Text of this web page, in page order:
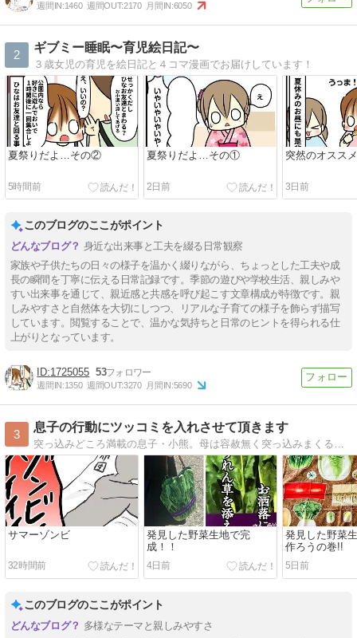
週間IN:1460 週間OUT:2170 月間IN:6050
2
ギブミー睡眠〜育児絵日記〜
３歳女児の育児を絵日記と４コマ漫画でお届けしています！
夏祭りだよ…その②
5時間前
夏祭りだよ…その①
2日前
突然のオスス
3日前
このブログのここがポイント
身近な出来事と工夫を綴る日常観察
家族や子供たちの日々の様子を温かく綴りながら、ちょっとした工夫や成
長の瞬間を丁寧に伝える日常記録です。季節の遊びや学校生活、親しみや
すい出来事を通じて、親近感と共感を呼び起こす文章構成が特徴です。親
しみやすさと自然体を大切にしつつ、リアルな子育ての様子を飾らず描写
しています。閲覧することで、温かな気持ちと日常のヒントを得られる仕
上がりとなっています。
1725055 53
週間IN:1350 週間OUT:3270 月間IN:5690
3
息子の行動にツッコミを入れさせて頂きます
突っ込みどころ満載の息子・小熊。母は容赦無く突っ込みまくるわよ！
サマーゾンビ
32時間前
発見した野菜生地で完
成！！
4日前
発見した野菜
作ろうの巻!!
5日前
このブログのここがポイント
多様なテーマと親しみやすさ